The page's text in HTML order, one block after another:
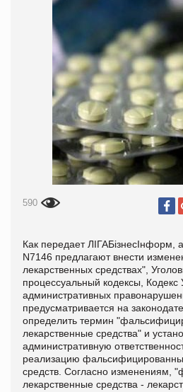
590
Как передаетЛIГАБiзнесIнформ,
N7146 предлагают внести
лекарственных средствах",
процессуальный кодексы, Кодекс
административных
предусматривается на
определить термин
лекарственные средства" и
административную
реализацию
средств. Согласно изменениям,
лекарственные средства -